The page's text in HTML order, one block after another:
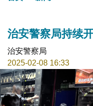
治安警察局持续
治安警察局
2025-02-08 16:33